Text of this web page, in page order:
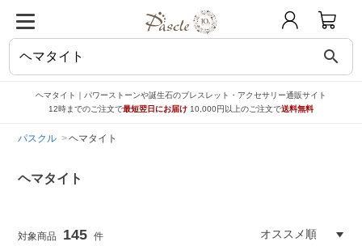
search
ヘマタイト｜パワーストーンや誕生石のブレスレット・アクセサリー通販サイト
12時までのご注文で最短翌日にお届け 10,000円以上のご注文で送料無料
パスクル ヘマタイト
ヘマタイト
145